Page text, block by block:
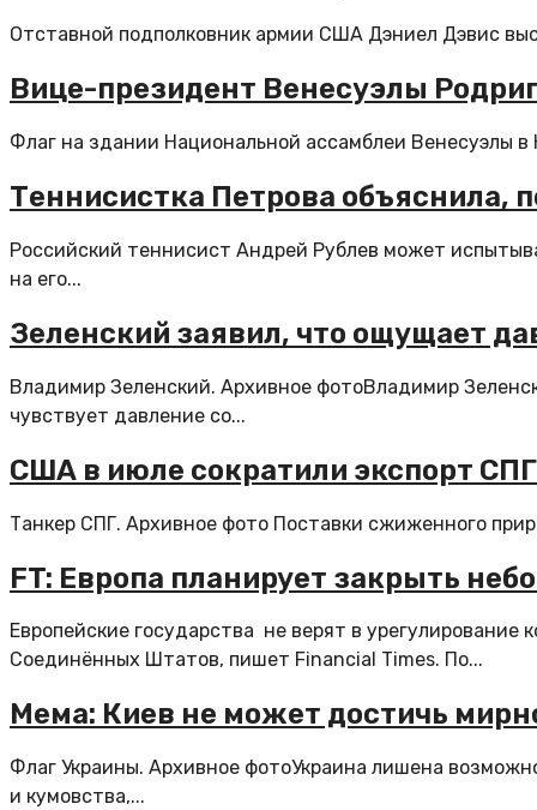
Отставной подполковник армии США Дэниел Дэвис
Вице-президент Венесуэлы
Флаг на здании Национальной ассамблеи Венесуэлы в
Теннисистка Петрова объяснила,
Российский теннисист Андрей Рублев может
на его...
Зеленский заявил, что ощущает
Владимир Зеленский. Архивное фотоВладимир
чувствует давление со...
США в июле сократили экспорт
Танкер СПГ. Архивное фото Поставки сжиженного
FT: Европа планирует закрыть
Европейские государства не верят в
Соединённых Штатов, пишет Financial Times. По...
Мема: Киев не может достичь
Флаг Украины. Архивное фотоУкраина лишена
и кумовства,...